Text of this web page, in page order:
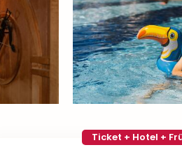
Ticket + Hotel +